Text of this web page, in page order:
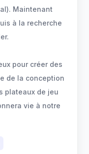
Maintenant
à la recherche
pour créer des
de la conception
plateaux de jeu
vie à notre